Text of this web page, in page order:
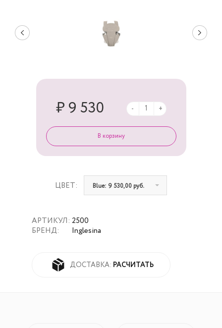
АРТИКУЛ:
БРЕНД:
2500
Inglesina
ДОСТАВКА: РАСЧИТАТЬ
ЦВЕТ: Blue: 9 530,00 руб.
₽ 9 530 - +